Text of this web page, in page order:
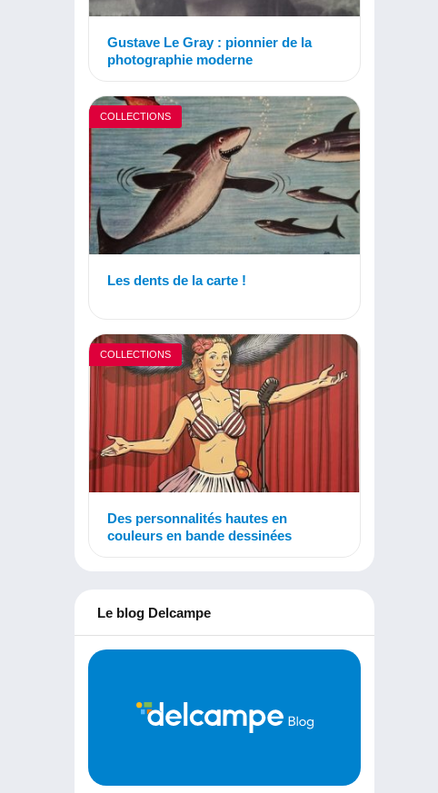
Gustave Le Gray : pionnier de la
photographie moderne
COLLECTIONS
Les dents de la carte !
COLLECTIONS
Des personnalités hautes en
couleurs en bande dessinées
Le blog Delcampe